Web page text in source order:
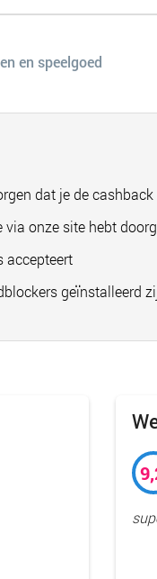
en speelgoed
dat je de
onze site hebt
accepteert
geïnstalleerd